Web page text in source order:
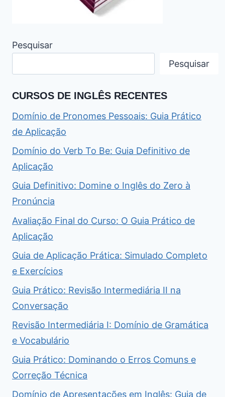
Pesquisar
Pesquisar
CURSOS DE INGLÊS RECENTES
Domínio de Pronomes Pessoais: Guia Prático
de Aplicação
Domínio do Verb To Be: Guia Definitivo de
Aplicação
Guia Definitivo: Domine o Inglês do Zero à
Pronúncia
Avaliação Final do Curso: O Guia Prático de
Aplicação
Guia de Aplicação Prática: Simulado Completo
e Exercícios
Guia Prático: Revisão Intermediária II na
Conversação
Revisão Intermediária I: Domínio de Gramática
e Vocabulário
Guia Prático: Dominando o Erros Comuns e
Correção Técnica
Domínio de Apresentações em Inglês: Guia de